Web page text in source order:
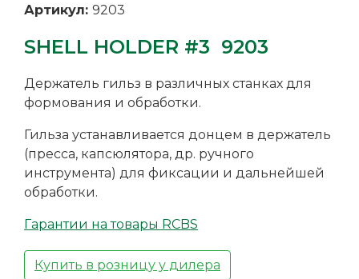
Артикул: 9203
SHELL HOLDER #3 9203
Держатель гильз в различных станках для
формования и обработки.
Гильза устанавливается донцем в держатель
(пресса, капсюлятора, др. ручного
инструмента) для фиксации и дальнейшей
обработки.
Гарантии на товары RCBS
Купить в розницу у дилера